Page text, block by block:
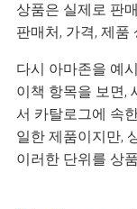
상품은 실제로 판
판매처, 가격, 제품
다시 아마존을 예
이책 항목을 보면,
서 카탈로그에 속
일한 제품이지만,
이러한 단위를 상